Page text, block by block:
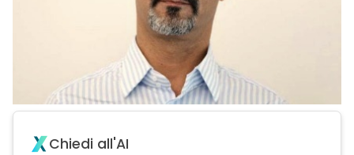
Chiedi all'AI